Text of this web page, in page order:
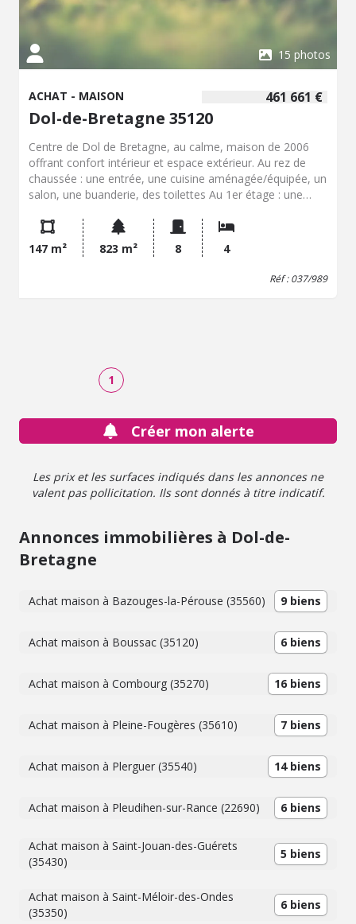
15 photos
461 661 €
ACHAT - MAISON
Dol-de-Bretagne 35120
Centre de Dol de Bretagne, au calme, maison de 2006
offrant confort intérieur et espace extérieur. Au rez de
chaussée : une entrée, une cuisine aménagée/équipée, un
salon, une buanderie, des toilettes Au 1er étage : une
bains, une salle d'eau, des toilettes. Un double garage, un
préau. Un jardin arboré avec terrasse. A 10mn de la mer.
147 m² 823 m² 8 4
Réf : 037/989
1
Créer mon alerte
Les prix et les surfaces indiqués dans les annonces ne
valent pas pollicitation. Ils sont donnés à titre indicatif.
Annonces immobilières à Dol-de-
Bretagne
Achat maison à Bazouges-la-Pérouse (35560) 9 biens
Achat maison à Boussac (35120) 6 biens
Achat maison à Combourg (35270) 16 biens
Achat maison à Pleine-Fougères (35610) 7 biens
Achat maison à Plerguer (35540) 14 biens
Achat maison à Pleudihen-sur-Rance (22690) 6 biens
Achat maison à Saint-Jouan-des-Guérets
(35430)
5 biens
Achat maison à Saint-Méloir-des-Ondes
(35350)
6 biens